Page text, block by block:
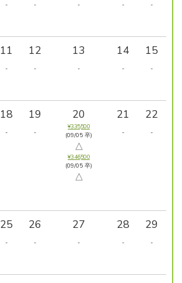
- - - - -
11
-
12
-
13
-
14
-
15
-
18
-
19
-
20
¥335,500
(09/05 卒)
△
¥346,500
(09/05 卒)
△
21
-
22
-
25
-
26
-
27
-
28
-
29
-